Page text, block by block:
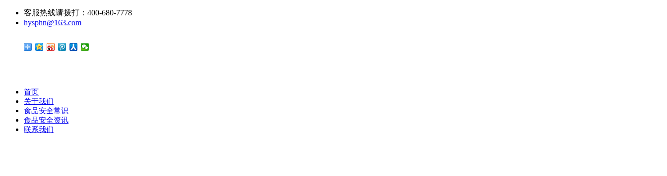
客服热线请拨打：400-680-7778
hysphn@163.com
首页
关于我们
食品安全常识
食品安全资讯
联系我们